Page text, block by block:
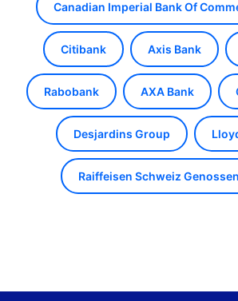
Canadian Imperial Bank Of
Citibank Axis Bank
Rabobank AXA Bank
Desjardins Group
Raiffeisen Schweiz